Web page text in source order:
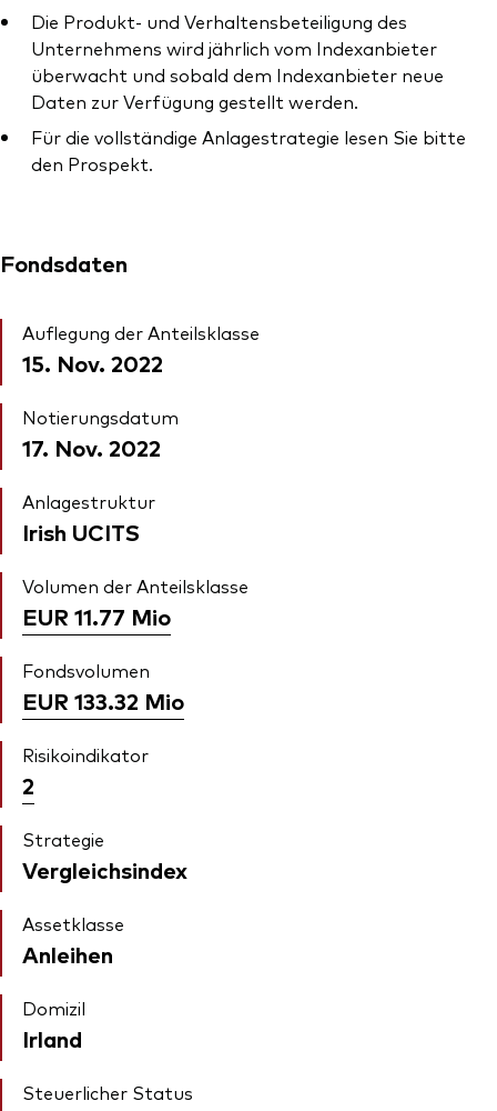
Die Produkt- und Verhaltensbeteiligung des
Unternehmens wird jährlich vom Indexanbieter
überwacht und sobald dem Indexanbieter neue
Daten zur Verfügung gestellt werden.
Für die vollständige Anlagestrategie lesen Sie bitte
den Prospekt.
Fondsdaten
Auflegung der Anteilsklasse
15. Nov. 2022
Notierungsdatum
17. Nov. 2022
Anlagestruktur
Irish UCITS
Volumen der Anteilsklasse
EUR 11.77 Mio
Fondsvolumen
EUR 133.32 Mio
Risikoindikator
2
Strategie
Vergleichsindex
Assetklasse
Anleihen
Domizil
Irland
Steuerlicher Status